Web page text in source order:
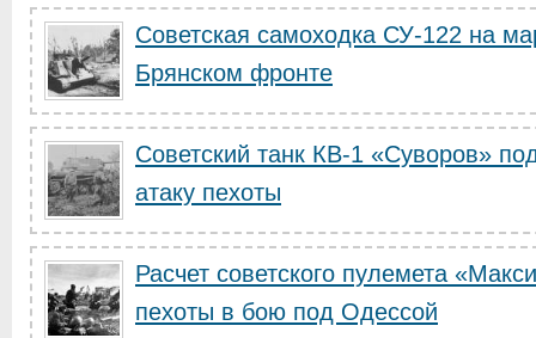
Советская самоходка СУ-122 на
Брянском фронте
Советский танк КВ-1 «Суворов»
атаку пехоты
Расчет советского пулемета
пехоты в бою под Одессой